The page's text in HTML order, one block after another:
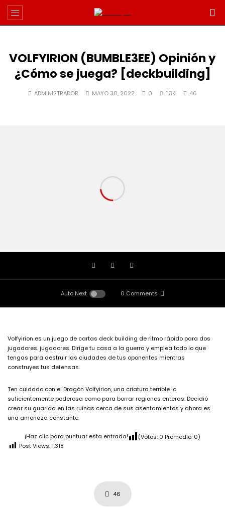
VOLFYIRION (BUMBLE3EE) Opinión y
¿Cómo se juega? [deckbuilding]
ADMINISTRADOR MAYO 30, 2022 0 1.3K 46
Auto Next 0 Comments
Volfyirion es un juego de cartas deck building de ritmo rápido para dos
jugadores. jugadores. Dirige tu casa a la guerra y emplea todo lo que
tengas para destruir las ciudades de tus oponentes mientras
construyes tus defensas.
Ten cuidado con el Dragón Volfyirion, una criatura terrible lo
suficientemente poderosa como para borrar regiones enteras. Decidió
crear su guarida en las ruinas cerca de sus asentamientos y ahora es
una amenaza constante.
¡Haz clic para puntuar esta entrada! (Votos: 0 Promedio: 0)
Post Views:1.318
46